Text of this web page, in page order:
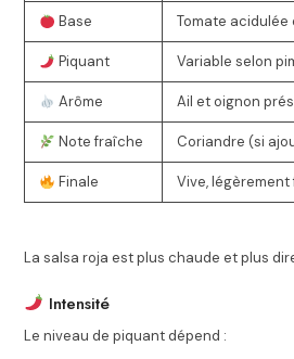
Base Tomate
Piquant Variable selon
Arôme Ail et oignon
Note fraîche Coriandre (si
Finale Vive,
La salsa roja est plus chaude et plus
Intensité
Le niveau de piquant dépend :